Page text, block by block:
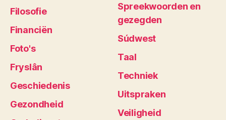
Filosofie
Financiën
Foto's
Fryslân
Geschiedenis
Gezondheid
Spreekwoorden en
gezegden
Súdwest
Taal
Techniek
Uitspraken
Veiligheid